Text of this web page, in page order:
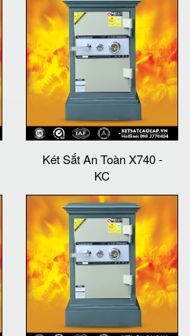
Két Sắt An Toàn X740 -
KC